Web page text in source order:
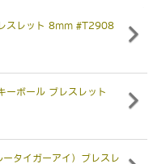
スレット 8mm #T2908
ーボール ブレスレット
タイガーアイ）ブレスレ